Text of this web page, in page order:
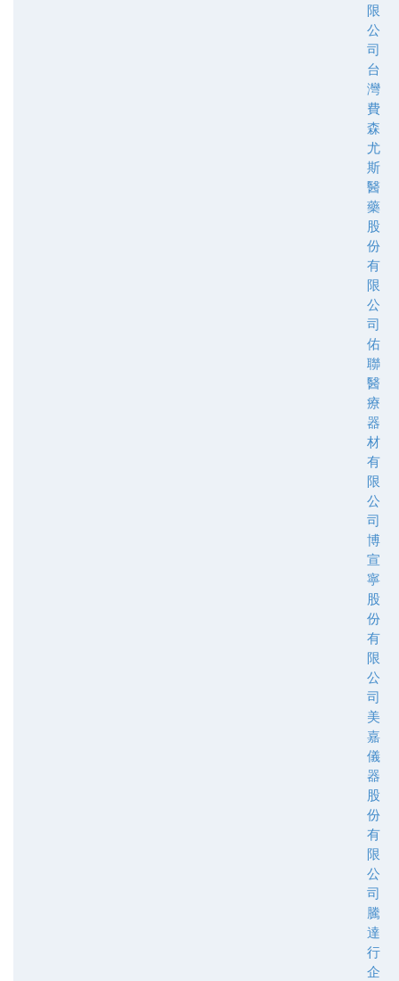
限
公
司
台
灣
費
森
尤
斯
醫
藥
股
份
有
限
公
司
佑
聯
醫
療
器
材
有
限
公
司
博
宣
寧
股
份
有
限
公
司
美
嘉
儀
器
股
份
有
限
公
司
騰
達
行
企